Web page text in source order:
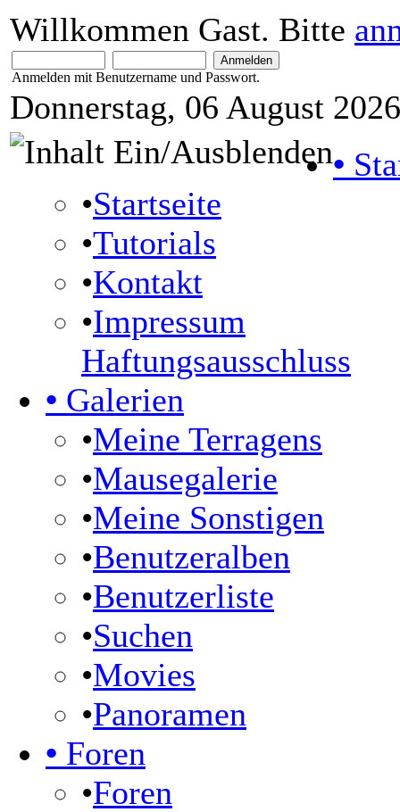
Willkommen Gast. Bitte
Anmelden mit Benutzername und Passwort.
Donnerstag, 06 August
•
•Startseite
•Tutorials
•Kontakt
•Impressum
Haftungsausschluss
• Galerien
•Meine Terragens
•Mausegalerie
•Meine Sonstigen
•Benutzeralben
•Benutzerliste
•Suchen
•Movies
•Panoramen
• Foren
•Foren